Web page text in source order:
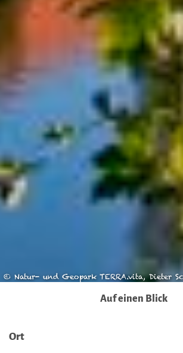
zugleich gem. Art. 49 Abs. 1 S. 1 lit. a
Ihre Daten in den USA verarbeitet
werden vom Europäischen Gerichtshof
einem nach EU-Standards
Datenschutzniveau eingeschätzt. Es
insbesondere das Risiko, dass Ihre
Behörden, zu Kontroll- und zu
möglicherweise auch ohne
verarbeitet werden können. Wenn Sie
manuell festlegen" klicken und keine
Boxen (Präferenzen, Statistiken oder
ausgewählt haben, findet die vorgehend
Übermittlung nicht statt. Weitere
Sie in unseren Datenschutzhinweisen.
Ausführlich informieren wir Sie darüber
Datenschutz
Impressum
© Natur- und Geopark TERRA.vita, Dieter
Auf einen Blick
Ort